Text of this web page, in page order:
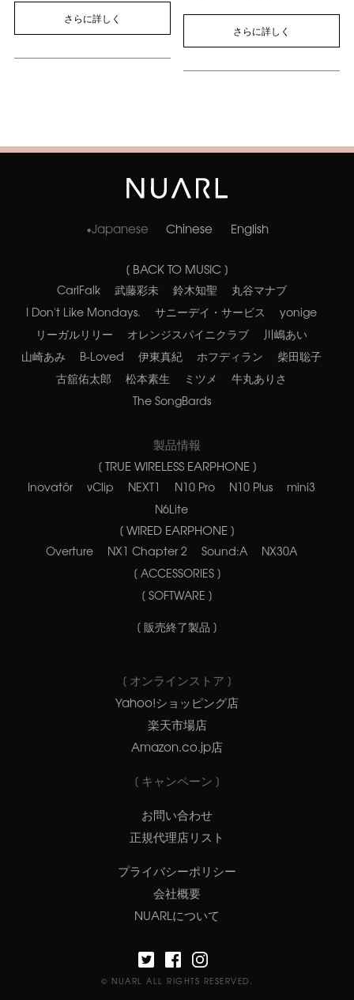
さらに詳しく
さらに詳しく
Japanese Chinese English
[ BACK TO MUSIC ]
CarlFalk 武藤彩未 鈴木知聖
丸谷マナブ
I Don't Like Mondays.
サニーデイ・サービス
yonige
リーガルリリー
オレンジスパイニクラブ
川嶋あい
山崎あみ
B-Loved 伊東真紀 ホフディラン
柴田聡子
古舘佑太郎
松本素生 ミツメ
牛丸ありさ
The SongBards
製品情報
[ TRUE WIRELESS EARPHONE ]
Inovatör νClip NEXT1 N10 Pro N10 Plus
mini3
N6Lite
[ WIRED EARPHONE ]
Overture NX1 Chapter 2 Sound:A
NX30A
[ ACCESSORIES ]
[ SOFTWARE ]
[ 販売終了製品 ]
[ オンラインストア ]
Yahoo!ショッピング店
楽天市場店
Amazon.co.jp店
[ キャンペーン ]
お問い合わせ
正規代理店リスト
プライバシーポリシー
会社概要
NUARLについて
© NUARL ALL RIGHTS RESERVED.